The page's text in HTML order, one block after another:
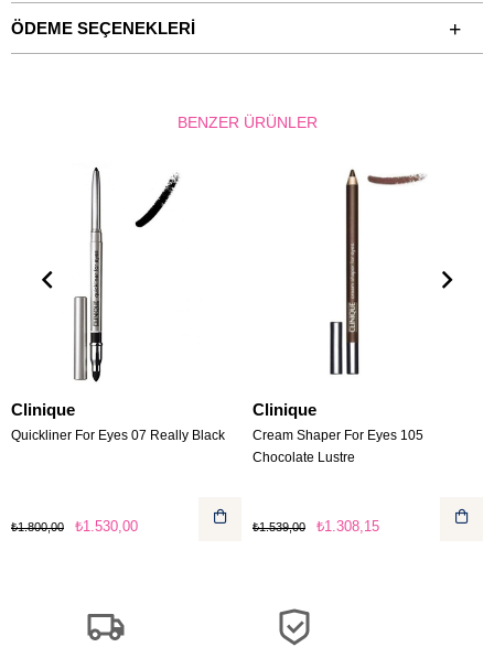
ÖDEME SEÇENEKLERI
BENZER ÜRÜNLER
Clinique
Quickliner For Eyes 07 Really Black
₺1.530,00
₺1.800,00
Clinique
Cream Shaper For Eyes 105
Chocolate Lustre
₺1.308,15
₺1.539,00